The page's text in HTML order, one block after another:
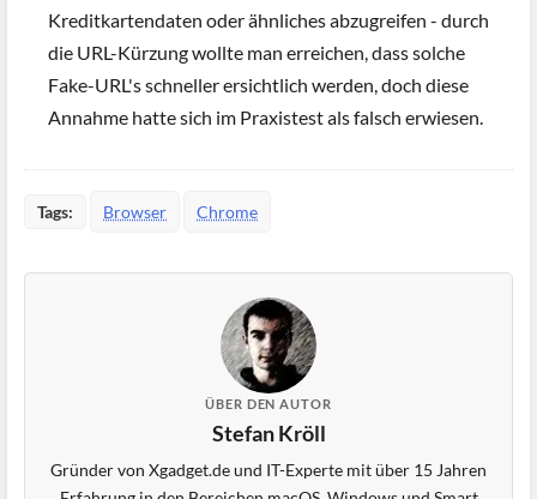
Kreditkartendaten oder ähnliches abzugreifen - durch
die URL-Kürzung wollte man erreichen, dass solche
Fake-URL's schneller ersichtlich werden, doch diese
Annahme hatte sich im Praxistest als falsch erwiesen.
Tags: Browser Chrome
ÜBER DEN AUTOR
Stefan Kröll
Gründer von Xgadget.de und IT-Experte mit über 15 Jahren